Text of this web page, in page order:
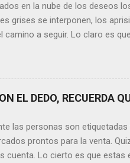
es posible que su mirada nos
en la nube de los deseos
grises se interponen, los
camino a seguir. Lo claro es
si agregan algo , si
quinten tiempo o energía,
necesarios. Evidentemente, de
nos fortalecemos, y
que cada momento sea
EL DEDO, RECUERDA
las personas son
prontos para la venta.
cuenta. Lo cierto es que estas